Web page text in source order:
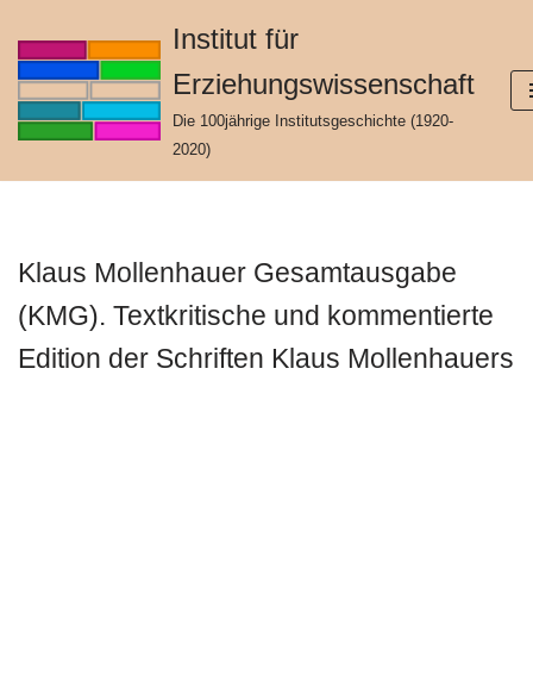
Zum
springen
Institut für
Erziehungswissenschaft
Die 100jährige Institutsgeschichte (1920-
2020)
Klaus Mollenhauer Gesamtausgabe
(KMG). Textkritische und kommentierte
Edition der Schriften Klaus Mollenhauers